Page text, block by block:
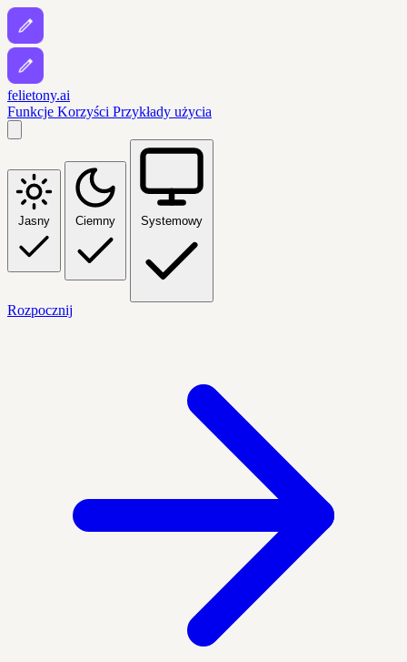
felietony.ai
Funkcje Korzyści Przykłady użycia
Jasny Ciemny Systemowy
Rozpocznij